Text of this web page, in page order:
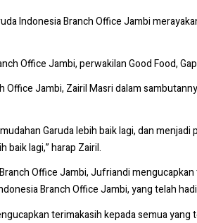
Indonesia Branch Office Jambi
Office Jambi, perwakilan Good Food,
Office Jambi, Zairil Masri dalam
Garuda lebih baik lagi, dan
baik lagi,” harap Zairil.
Office Jambi, Jufriandi
Branch Office Jambi, yang telah
terimakasih kepada semua